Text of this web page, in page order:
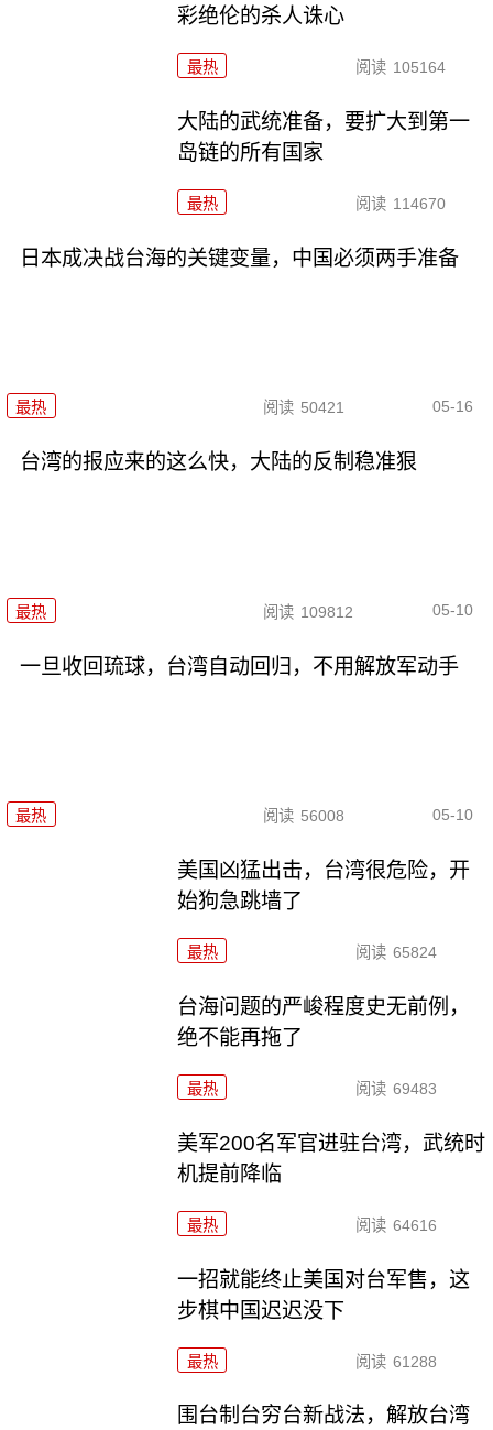
彩绝伦的杀人诛心
最热 阅读 105164
大陆的武统准备，要扩大到第一
岛链的所有国家
最热 阅读 114670
日本成决战台海的关键变量，中国必须两手准备
最热 阅读 50421 05-16
台湾的报应来的这么快，大陆的反制稳准狠
最热 阅读 109812 05-10
一旦收回琉球，台湾自动回归，不用解放军动手
最热 阅读 56008 05-10
美国凶猛出击，台湾很危险，开
始狗急跳墙了
最热 阅读 65824
台海问题的严峻程度史无前例，
绝不能再拖了
最热 阅读 69483
美军200名军官进驻台湾，武统时
机提前降临
最热 阅读 64616
一招就能终止美国对台军售，这
步棋中国迟迟没下
最热 阅读 61288
围台制台穷台新战法，解放台湾